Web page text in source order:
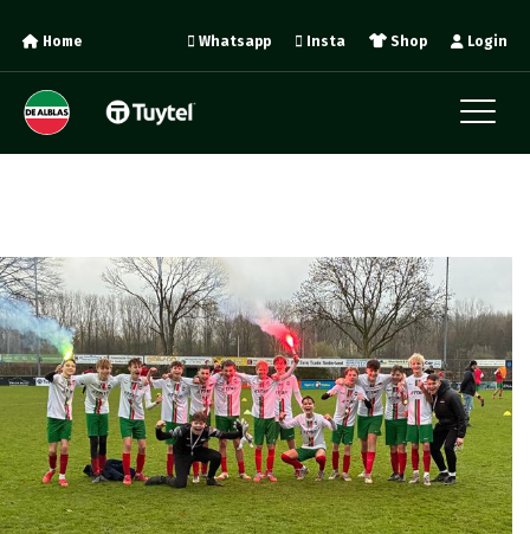
Home Login
Shop
Insta
Whatsapp